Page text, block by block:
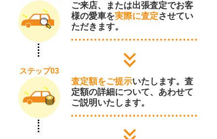
ご来店、または出張査定でお客
様の愛車を実際に査定させてい
ただきます。
ステップ03
査定額をご提示いたします。査
定額の詳細について、あわせて
ご説明いたします。